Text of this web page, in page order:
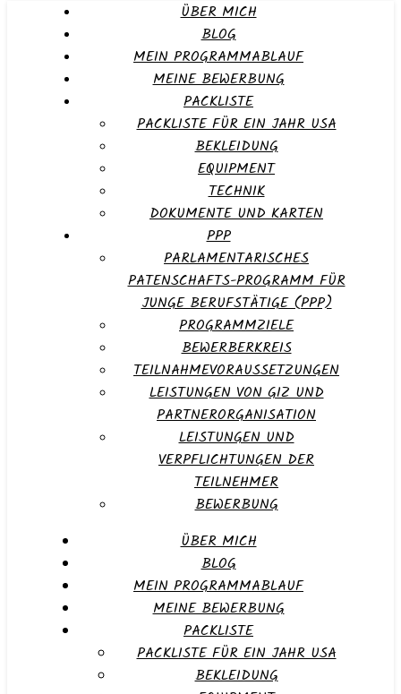
ÜBER MICH
BLOG
MEIN PROGRAMMABLAUF
MEINE BEWERBUNG
PACKLISTE
PACKLISTE FÜR EIN JAHR USA
BEKLEIDUNG
EQUIPMENT
TECHNIK
DOKUMENTE UND KARTEN
PPP
PARLAMENTARISCHES
PATENSCHAFTS-PROGRAMM FÜR
JUNGE BERUFSTÄTIGE (PPP)
PROGRAMMZIELE
BEWERBERKREIS
TEILNAHMEVORAUSSETZUNGEN
LEISTUNGEN VON GIZ UND
PARTNERORGANISATION
LEISTUNGEN UND
VERPFLICHTUNGEN DER
TEILNEHMER
BEWERBUNG
ÜBER MICH
BLOG
MEIN PROGRAMMABLAUF
MEINE BEWERBUNG
PACKLISTE
PACKLISTE FÜR EIN JAHR USA
BEKLEIDUNG